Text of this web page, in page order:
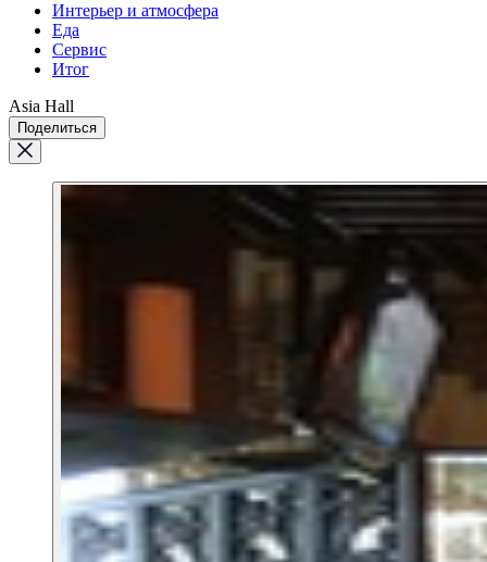
Интерьер и атмосфера
Еда
Сервис
Итог
Asia Hall
Поделиться